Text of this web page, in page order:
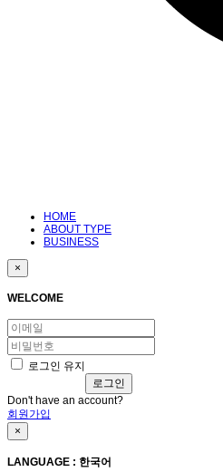
HOME
ABOUT TYPE
BUSINESS
×
WELCOME
로그인 유지
Don't have an account?
회원가입
×
LANGUAGE : 한국어